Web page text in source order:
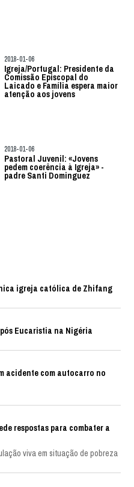
2018-01-06
Igreja/Portugal: Presidente da
Comissão Episcopal do
Laicado e Família espera maior
atenção aos jovens
2018-01-06
Pastoral Juvenil: «Jovens
pedem coerência à Igreja» -
padre Santi Dominguez
igreja católica de Zhifang
Eucaristia na Nigéria
acidente com autocarro no
respostas para combater a
viva em situação de pobreza